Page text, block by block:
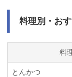
料理別・お
料
とんかつ